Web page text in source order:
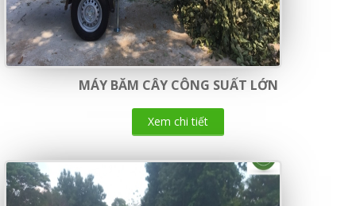
MÁY BĂM CÂY CÔNG SUẤT LỚN
Xem chi tiết